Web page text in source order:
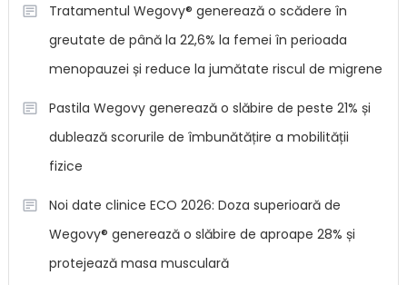
Tratamentul Wegovy® generează o scădere în
greutate de până la 22,6% la femei în perioada
menopauzei și reduce la jumătate riscul de migrene
Pastila Wegovy generează o slăbire de peste 21% și
dublează scorurile de îmbunătățire a mobilității
fizice
Noi date clinice ECO 2026: Doza superioară de
Wegovy® generează o slăbire de aproape 28% și
protejează masa musculară